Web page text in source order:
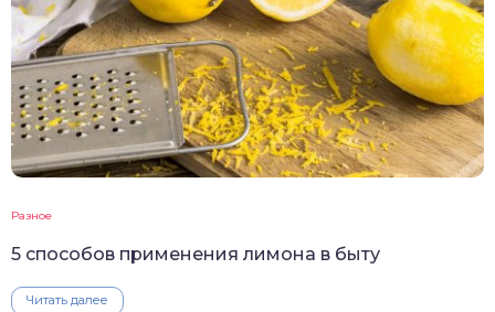
Разное
5 способов применения лимона в быту
Читать далее